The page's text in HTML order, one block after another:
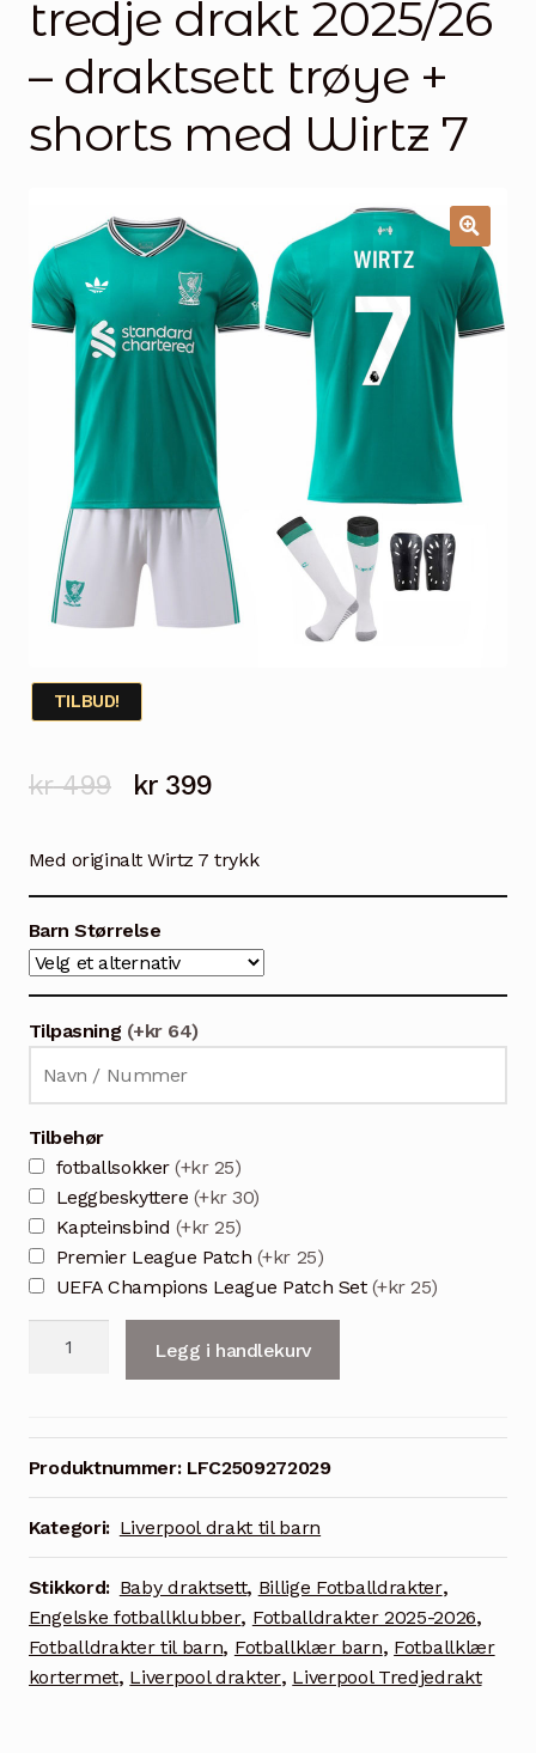
Handlekurv
Kontakt oss
tredje drakt 2025/26
– draktsett trøye +
shorts med Wirtz 7
🔍
TILBUD!
kr499
Opprinnelig
var:
kr399Nåværende
er:
Med originalt Wirtz 7 trykk
Barn Størrelse
Tilpasning (+kr 64)
Tilbehør
fotballsokker(+kr 25)
Leggbeskyttere (+kr 30)
Kapteinsbind (+kr 25)
Premier League Patch (+kr 25)
UEFA Champions League Patch Set (+kr 25)
trøye
med
Wirtz
7
Legg i handlekurv
Produktnummer: LFC2509272029
Kategori: Liverpool drakt til barn
Stikkord: Baby draktsett, Billige Fotballdrakter,
Engelske fotballklubber, Fotballdrakter 2025-2026,
Fotballdrakter til barn, Fotballklær barn, Fotballklær
kortermet, Liverpool drakter, Liverpool Tredjedrakt